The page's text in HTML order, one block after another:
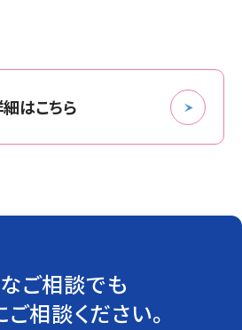
はこちら
ご相談でも
相談ください。